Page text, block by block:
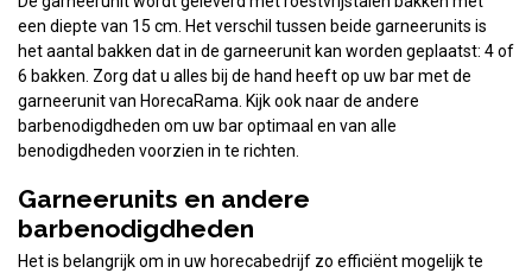
een diepte van 15 cm. Het verschil tussen beide garneerunits is
het aantal bakken dat in de garneerunit kan worden geplaatst: 4 of
6 bakken. Zorg dat u alles bij de hand heeft op uw bar met de
garneerunit van HorecaRama. Kijk ook naar de andere
barbenodigdheden om uw bar optimaal en van alle
benodigdheden voorzien in te richten.
Garneerunits en andere
barbenodigdheden
Het is belangrijk om in uw horecabedrijf zo efficiënt mogelijk te